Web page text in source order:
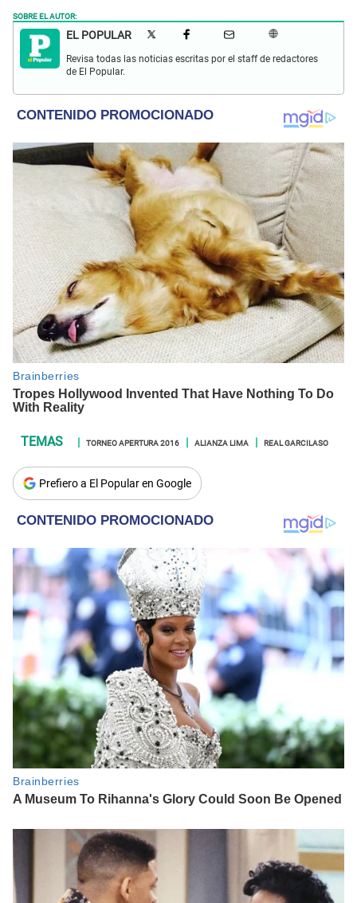
SOBRE EL AUTOR:
EL POPULAR
Revisa todas las noticias escritas por el staff de redactores
de El Popular.
TORNEO APERTURA 2016 ALIANZA LIMA REAL GARCILASO
Prefiero a El Popular en Google